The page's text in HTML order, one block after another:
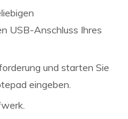
USB-Anschluss Ihres
und starten Sie
eingeben.